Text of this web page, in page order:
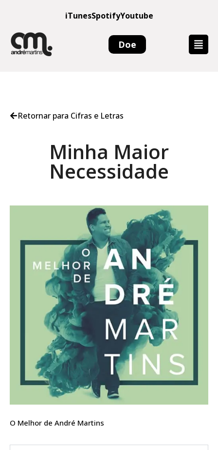
iTunesSpotifyYoutube
Doe
Retornar para Cifras e Letras
Minha Maior
Necessidade
O Melhor de André Martins